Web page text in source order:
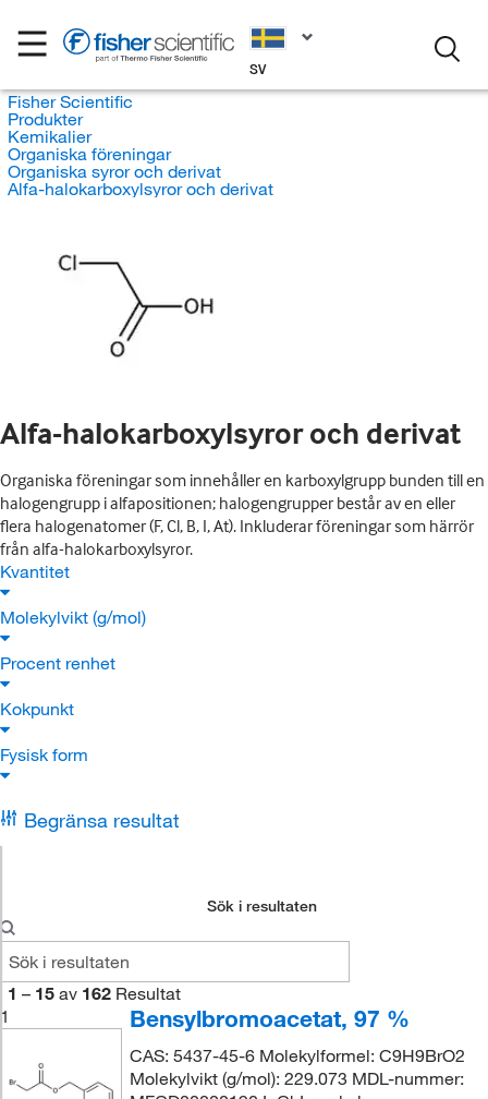
SV
Fisher Scientific
Produkter
Kemikalier
Organiska föreningar
Organiska syror och derivat
Alfa-halokarboxylsyror och derivat
Alfa-halokarboxylsyror och derivat
Organiska föreningar som innehåller en karboxylgrupp bunden till en
halogengrupp i alfapositionen; halogengrupper består av en eller
flera halogenatomer (F, Cl, B, I, At). Inkluderar föreningar som härrör
från alfa-halokarboxylsyror.
Kvantitet
Molekylvikt (g/mol)
Procent renhet
Kokpunkt
Fysisk form
Begränsa resultat
Sök i resultaten
1 – 15 av 162 Resultat
1
Bensylbromoacetat, 97 %
CAS: 5437-45-6 Molekylformel: C9H9BrO2
Molekylvikt (g/mol): 229.073 MDL-nummer: